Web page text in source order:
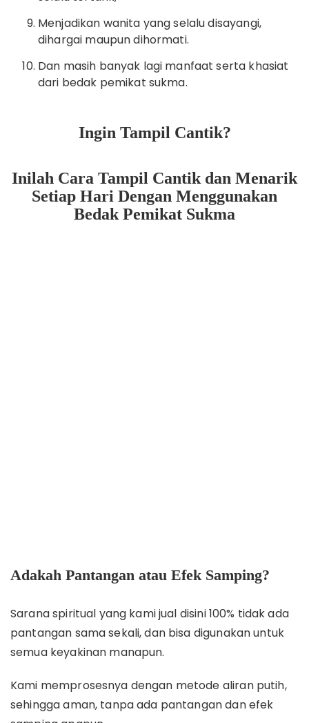
Menjadikan wanita yang selalu disayangi,
dihargai maupun dihormati.
Dan masih banyak lagi manfaat serta khasiat
dari bedak pemikat sukma.
Ingin Tampil Cantik?
Inilah Cara Tampil Cantik dan Menarik
Setiap Hari Dengan Menggunakan
Bedak Pemikat Sukma
Adakah Pantangan atau Efek Samping?
Sarana spiritual yang kami jual disini 100% tidak ada
pantangan sama sekali, dan bisa digunakan untuk
semua keyakinan manapun.
Kami memprosesnya dengan metode aliran putih,
sehingga aman, tanpa ada pantangan dan efek